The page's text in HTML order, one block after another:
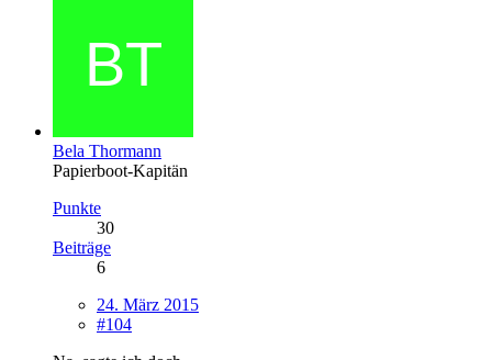
Bela Thormann
Papierboot-Kapitän
Punkte
30
Beiträge
6
24. März 2015
#104